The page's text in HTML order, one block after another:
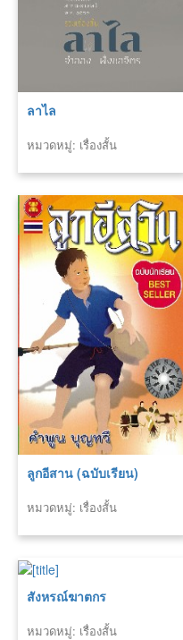
ลาไล
หมวดหมู่: เรื่องสั้น
ลูกอีสาน (ฉบับเรียน)
หมวดหมู่: เรื่องสั้น
สังหรณ์ฆาตกร
หมวดหมู่: เรื่องสั้น